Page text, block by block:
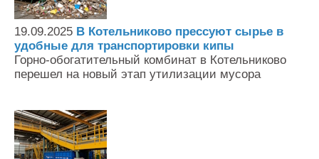
19.09.2025 В Котельниково прессуют сырье в
удобные для транспортировки кипы
Горно-обогатительный комбинат в Котельниково
перешел на новый этап утилизации мусора